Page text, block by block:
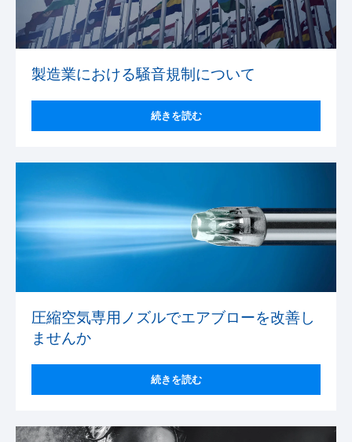
製造業における騒音規制について
続きを読む
圧縮空気専用ノズルでエアブローを改善し
ませんか
続きを読む